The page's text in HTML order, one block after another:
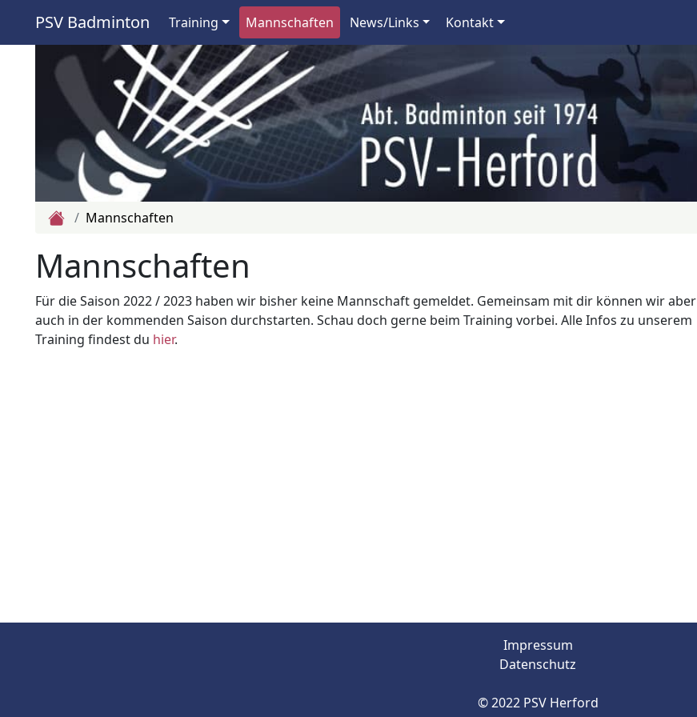
PSV Badminton Training Mannschaften News/Links Kontakt
Zur Startseite
Mannschaften
Mannschaften
Für die Saison 2022 / 2023 haben wir bisher keine Mannschaft gemeldet. Gemeinsam mit dir können wir aber
auch in der kommenden Saison durchstarten. Schau doch gerne beim Training vorbei. Alle Infos zu unserem
Training findest du hier.
Impressum
Datenschutz
© 2022 PSV Herford